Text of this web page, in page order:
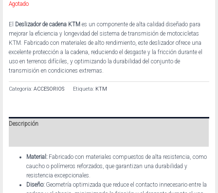
Agotado
El Deslizador de cadena KTM es un componente de alta calidad diseñado para
mejorar la eficiencia y longevidad del sistema de transmisión de motocicletas
KTM. Fabricado con materiales de alto rendimiento, este deslizador ofrece una
excelente protección a la cadena, reduciendo el desgaste y la fricción durante el
uso en terrenos difíciles, y optimizando la durabilidad del conjunto de
transmisión en condiciones extremas.
Categoría:ACCESORIOS Etiqueta: KTM
Descripción
Material:Fabricado con materiales compuestos de alta resistencia, como
caucho o polímeros reforzados, que garantizan una durabilidad y
resistencia excepcionales.
Diseño:Geometría optimizada que reduce el contacto innecesario entre la